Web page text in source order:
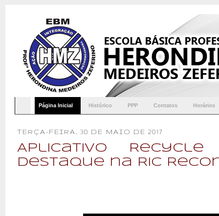
Página Inicial Histórico PPP Contatos Horários
TERÇA-FEIRA, 30 DE MAIO DE 2017
Aplicativo
destaque na Ric